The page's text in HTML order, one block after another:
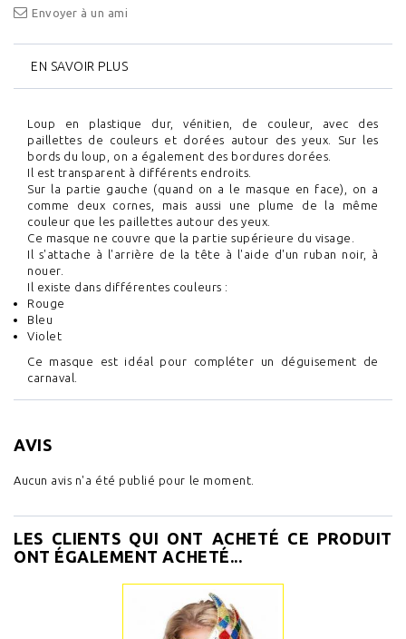
Envoyer à un ami
EN SAVOIR PLUS
Loup en plastique dur, vénitien, de couleur, avec des
paillettes de couleurs et dorées autour des yeux. Sur les
bords du loup, on a également des bordures dorées.
Il est transparent à différents endroits.
Sur la partie gauche (quand on a le masque en face), on a
comme deux cornes, mais aussi une plume de la même
couleur que les paillettes autour des yeux.
Ce masque ne couvre que la partie supérieure du visage.
Il s'attache à l'arrière de la tête à l'aide d'un ruban noir, à
nouer.
Il existe dans différentes couleurs :
Rouge
Bleu
Violet
Ce masque est idéal pour compléter un déguisement de
carnaval.
AVIS
Aucun avis n'a été publié pour le moment.
LES CLIENTS QUI ONT ACHETÉ CE PRODUIT
ONT ÉGALEMENT ACHETÉ...